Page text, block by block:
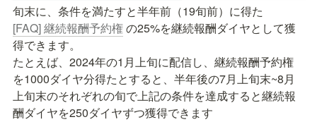
旬末に、条件を満たすと半年前（19旬前）に得た
[FAQ] 継続報酬予約権 の25%を継続報酬ダイヤとして獲
得できます。
たとえば、2024年の1月上旬に配信し、継続報酬予約権
を1000ダイヤ分得たとすると、半年後の7月上旬末~8月
上旬末のそれぞれの旬で上記の条件を達成すると継続報
酬ダイヤを250ダイヤずつ獲得できます